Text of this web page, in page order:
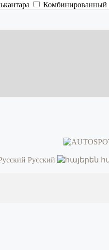
Комбинированный
Русский